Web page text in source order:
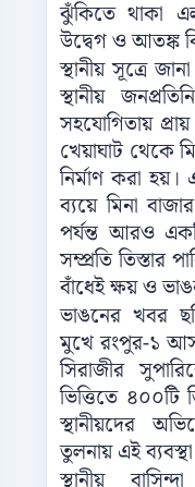
ঝুঁকিতে থাকা
উদ্বেগ ও আতঙ্ক
স্থানীয় সূত্রে
স্থানীয়
সহযোগিতায়
খেয়াঘাট থেকে
নির্মাণ করা
ব্যয়ে মিনা
পর্যন্ত আরও
সম্প্রতি তিস্তার
বাঁধেই ক্ষয় ও
ভাঙনের খবর
মুখে রংপুর-১
সিরাজীর
ভিত্তিতে
স্থানীয়দের
তুলনায় এই